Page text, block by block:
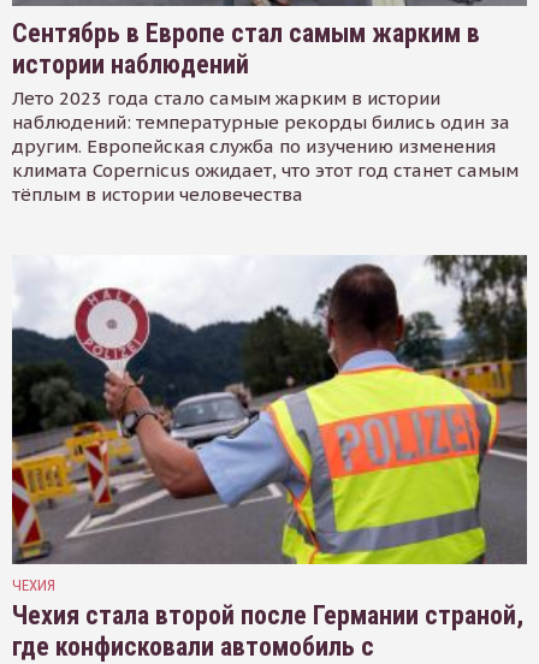
Сентябрь в Европе стал самым жарким в
истории наблюдений
Лето 2023 года стало самым жарким в истории
наблюдений: температурные рекорды бились один за
другим. Европейская служба по изучению изменения
климата Copernicus ожидает, что этот год станет самым
тёплым в истории человечества
ЧЕХИЯ
Чехия стала второй после Германии страной,
где конфисковали автомобиль с